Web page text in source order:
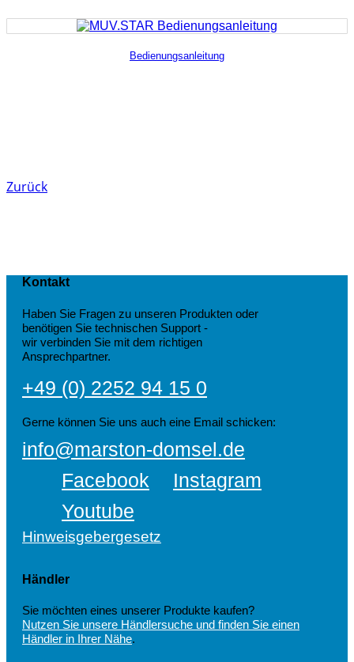
Bedienungsanleitung
Zurück
Kontakt
Haben Sie Fragen zu unseren Produkten oder
benötigen Sie technischen Support -
wir verbinden Sie mit dem richtigen
Ansprechpartner.
+49 (0) 2252 94 15 0
Gerne können Sie uns auch eine Email schicken:
info@marston-domsel.de
Facebook
Instagram
Youtube
Hinweisgebergesetz
Händler
Sie möchten eines unserer Produkte kaufen?
Nutzen Sie unsere Händlersuche und finden Sie einen
Händler in Ihrer Nähe.